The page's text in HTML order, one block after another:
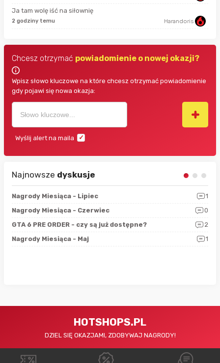
Ja tam wolę iść na siłownię
2 godziny temu Harandoris
Chcesz otrzymać powiadomienie o nowej okazji?
Wpisz słowo kluczowe na które chcesz otrzymać powiadomienie
gdy pojawi się nowa okazja:
Wyślij alert na maila
Najnowsze dyskusje
Nagrody Miesiąca - Lipiec
1
Nagrody Miesiąca - Czerwiec
0
GTA 6 PRE ORDER - czy są już dostępne?
2
Nagrody Miesiąca - Maj
1
HOTSHOPS.PL
DZIEL SIĘ OKAZJAMI, ZDOBYWAJ NAGRODY!